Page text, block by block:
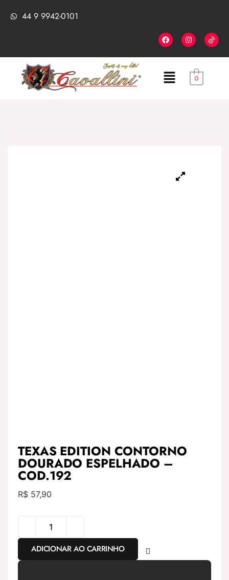
44 9 9942-0101
0
TEXAS EDITION CONTORNO
DOURADO ESPELHADO –
COD.192
R$ 57,90
ADICIONAR AO CARRINHO